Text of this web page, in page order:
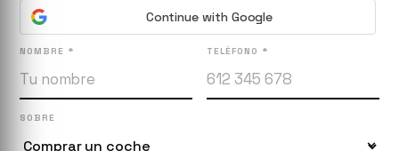
Continue with Google
NOMBRE * TELÉFONO *
SOBRE